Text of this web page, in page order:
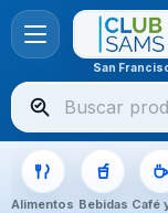
San
Buscar
productos
Alimentos Bebidas Café